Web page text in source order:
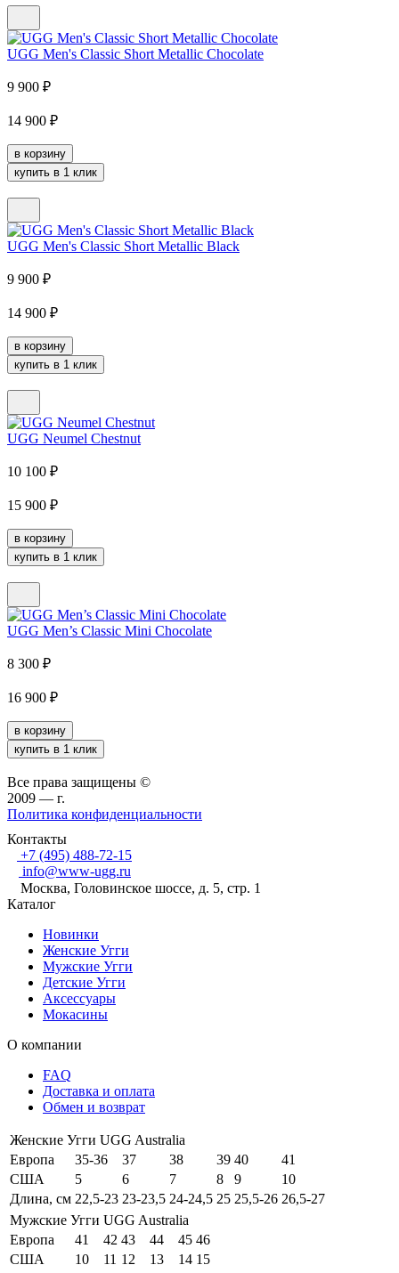
UGG Men's Classic Short Metallic Chocolate
9 900 ₽
14 900 ₽
в корзину
купить в 1 клик
UGG Men's Classic Short Metallic Black
9 900 ₽
14 900 ₽
в корзину
купить в 1 клик
UGG Neumel Chestnut
10 100 ₽
15 900 ₽
в корзину
купить в 1 клик
UGG Men’s Classic Mini Chocolate
8 300 ₽
16 900 ₽
в корзину
купить в 1 клик
Все права защищены ©
2009 — г.
Политика конфиденциальности
Контакты
+7 (495) 488-72-15
info@www-ugg.ru
Москва, Головинское шоссе, д. 5, стр. 1
Каталог
Новинки
Женские Угги
Мужские Угги
Детские Угги
Аксессуары
Мокасины
О компании
FAQ
Доставка и оплата
Обмен и возврат
Женские Угги UGG Australia
Европа
35-36 37 38 39 40
41
США
5 6 7 8 9
10
Длина, см 22,5-23 23-23,5 24-24,5 25 25,5-26 26,5-27
Мужские Угги UGG Australia
Европа
41 42 43 44 45 46
США
10 11 12 13 14 15